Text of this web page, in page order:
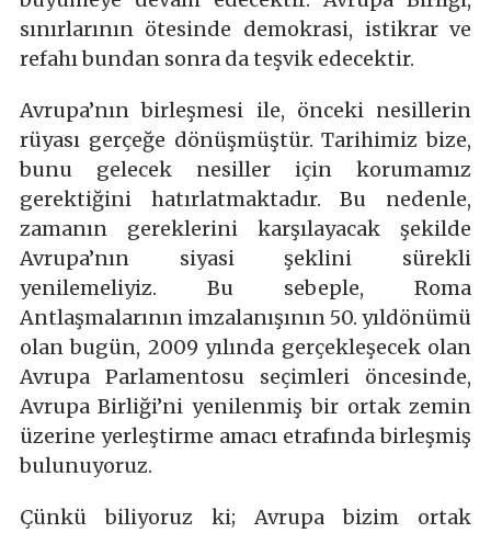
sınırlarının ötesinde demokrasi, istikrar ve
refahı bundan sonra da teşvik edecektir.
Avrupa’nın birleşmesi ile, önceki nesillerin
rüyası gerçeğe dönüşmüştür. Tarihimiz bize,
bunu gelecek nesiller için korumamız
gerektiğini hatırlatmaktadır. Bu nedenle,
zamanın gereklerini karşılayacak şekilde
Avrupa’nın siyasi şeklini sürekli
yenilemeliyiz. Bu sebeple, Roma
Antlaşmalarının imzalanışının 50. yıldönümü
olan bugün, 2009 yılında gerçekleşecek olan
Avrupa Parlamentosu seçimleri öncesinde,
Avrupa Birliği’ni yenilenmiş bir ortak zemin
üzerine yerleştirme amacı etrafında birleşmiş
bulunuyoruz.
Çünkü biliyoruz ki; Avrupa bizim ortak